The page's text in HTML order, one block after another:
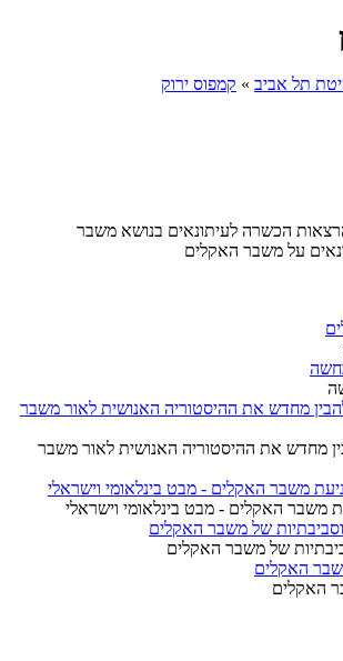
תל אביב » קמפוס ירוק
הכשרה לעיתונאים בנושא משבר
על משבר האקלים
מחדש את ההיסטוריה האנושית לאור משבר
משבר האקלים - מבט בינלאומי וישראלי
של משבר האקלים
האקלים